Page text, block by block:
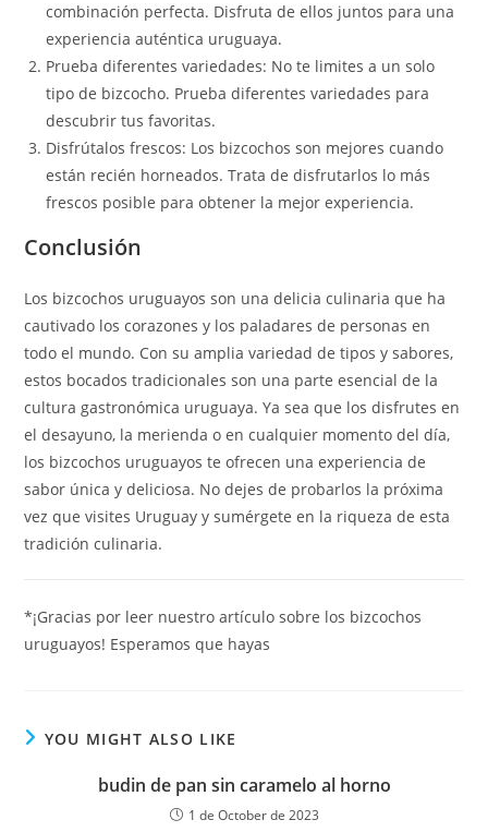
combinación perfecta. Disfruta de ellos juntos para una
experiencia auténtica uruguaya.
Prueba diferentes variedades: No te limites a un solo
tipo de bizcocho. Prueba diferentes variedades para
descubrir tus favoritas.
Disfrútalos frescos: Los bizcochos son mejores cuando
están recién horneados. Trata de disfrutarlos lo más
frescos posible para obtener la mejor experiencia.
Conclusión
Los bizcochos uruguayos son una delicia culinaria que ha
cautivado los corazones y los paladares de personas en
todo el mundo. Con su amplia variedad de tipos y sabores,
estos bocados tradicionales son una parte esencial de la
cultura gastronómica uruguaya. Ya sea que los disfrutes en
el desayuno, la merienda o en cualquier momento del día,
los bizcochos uruguayos te ofrecen una experiencia de
sabor única y deliciosa. No dejes de probarlos la próxima
vez que visites Uruguay y sumérgete en la riqueza de esta
tradición culinaria.
*¡Gracias por leer nuestro artículo sobre los bizcochos
uruguayos! Esperamos que hayas
YOU MIGHT ALSO LIKE
budin de pan sin caramelo al horno
1 de October de 2023